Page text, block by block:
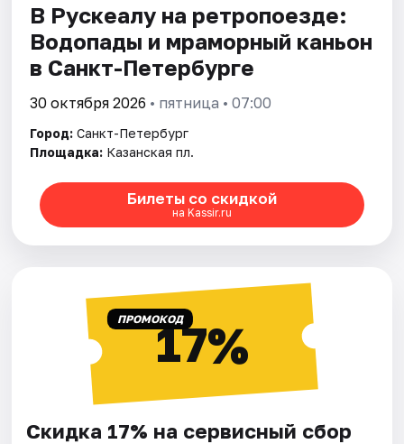
В Рускеалу на ретропоезде:
Водопады и мраморный каньон
в Санкт-Петербурге
30 октября 2026 • пятница • 07:00
Город: Санкт-Петербург
Площадка: Казанская пл.
Билеты со скидкой
на Kassir.ru
ПРОМОКОД17%
Скидка 17% на сервисный сбор